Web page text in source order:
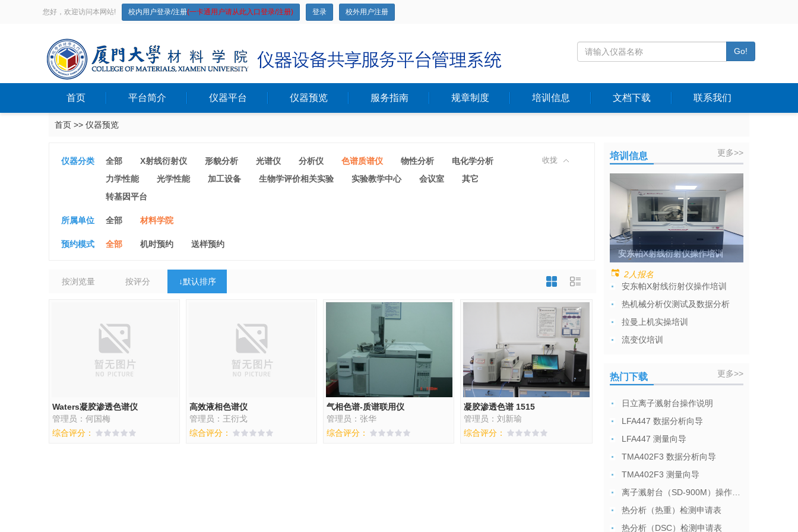
您好，欢迎访问本网站! 校内用户登录/注册(一卡通用户请从此入口登录/注册) 登录 校外用户注册
Go!
首页 平台简介 仪器平台 仪器预览 服务指南 规章制度 培训信息 文档下载 联系我们
首页 >> 仪器预览
仪器分类 全部 X射线衍射仪 形貌分析 光谱仪 分析仪 色谱质谱仪 物性分析
电化学分析
力学性能
光学性能 加工设备 生物学评价相关实验 实验教学中心 会议室
其它
转基因平台
收拢
所属单位 全部 材料学院
预约模式 全部 机时预约 送样预约
按浏览量 按评分 ↓默认排序
Waters凝胶渗透色谱仪
管理员：何国梅
综合评分：
高效液相色谱仪
管理员：王衍戈
综合评分：
气相色谱-质谱联用仪
管理员：张华
综合评分：
凝胶渗透色谱 1515
管理员：刘新瑜
综合评分：
培训信息 更多>>
安东帕X射线衍射仪操作培训
2人报名
安东帕X射线衍射仪操作培训
热机械分析仪测试及数据分析
拉曼上机实操培训
流变仪培训
热门下载 更多>>
日立离子溅射台操作说明
LFA447 数据分析向导
LFA447 测量向导
TMA402F3 数据分析向导
TMA402F3 测量向导
热分析（热重）检测申请表
热分析（DSC）检测申请表